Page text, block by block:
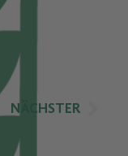
NÄCHSTER